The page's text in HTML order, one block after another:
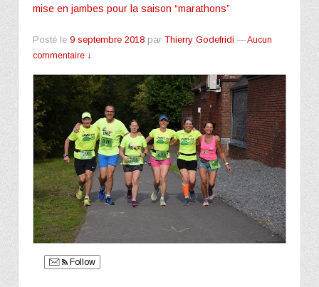
mise en jambes pour la saison “marathons”
Posté le 9 septembre 2018 par Thierry Godefridi —Aucun
commentaire ↓
Follow